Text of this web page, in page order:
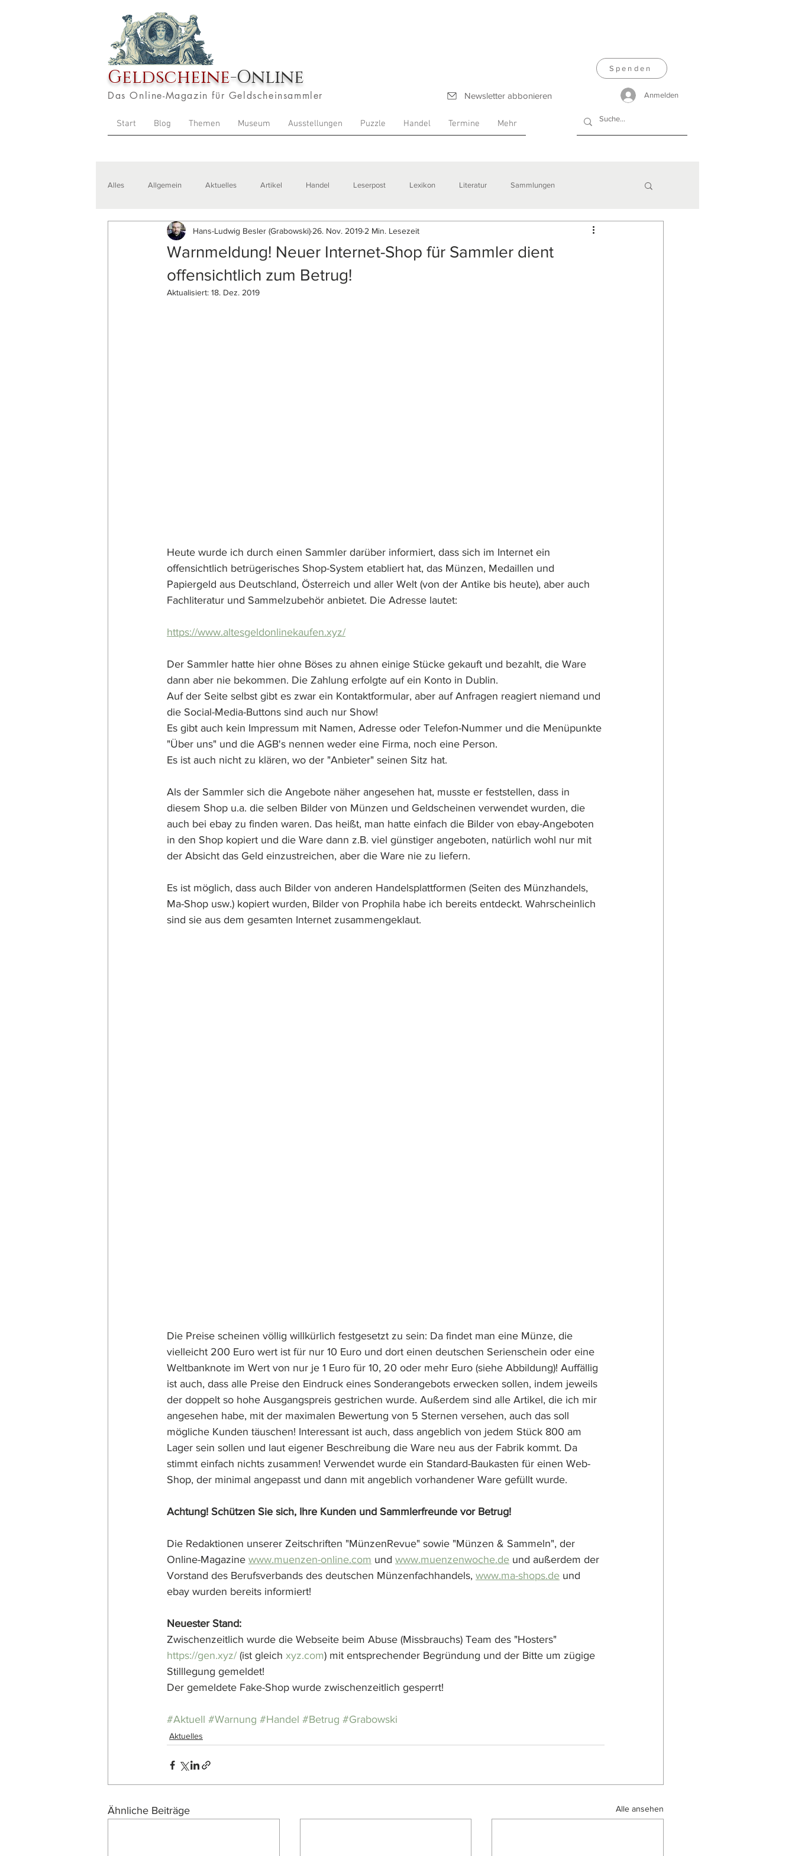
Geldscheine-Online
Das Online-Magazin für Geldscheinsammler Newsletter abbonieren
Start Blog Themen Museum Ausstellungen Puzzle Handel Termine Mehr
Spenden
Anmelden
Alles Allgemein Aktuelles Artikel Handel Leserpost Lexikon Literatur Sammlungen
Veranstaltungen Zitate Ausstellungen
Warnmeldung! Neuer Internet-Shop für Sammler dient
offensichtlich zum Betrug!
Hans-Ludwig Besler (Grabowski) 26. Nov. 2019 2 Min. Lesezeit
Aktualisiert: 18. Dez. 2019
Heute wurde ich durch einen Sammler darüber informiert, dass sich im Internet ein
offensichtlich betrügerisches Shop-System etabliert hat, das Münzen, Medaillen und
Papiergeld aus Deutschland, Österreich und aller Welt (von der Antike bis heute), aber auch
Fachliteratur und Sammelzubehör anbietet. Die Adresse lautet:
https://www.altesgeldonlinekaufen.xyz/
Der Sammler hatte hier ohne Böses zu ahnen einige Stücke gekauft und bezahlt, die Ware
dann aber nie bekommen. Die Zahlung erfolgte auf ein Konto in Dublin.
Auf der Seite selbst gibt es zwar ein Kontaktformular, aber auf Anfragen reagiert niemand und
die Social-Media-Buttons sind auch nur Show!
Es gibt auch kein Impressum mit Namen, Adresse oder Telefon-Nummer und die Menüpunkte
"Über uns" und die AGB's nennen weder eine Firma, noch eine Person.
Es ist auch nicht zu klären, wo der "Anbieter" seinen Sitz hat.
Als der Sammler sich die Angebote näher angesehen hat, musste er feststellen, dass in
diesem Shop u.a. die selben Bilder von Münzen und Geldscheinen verwendet wurden, die
auch bei ebay zu finden waren. Das heißt, man hatte einfach die Bilder von ebay-Angeboten
in den Shop kopiert und die Ware dann z.B. viel günstiger angeboten, natürlich wohl nur mit
der Absicht das Geld einzustreichen, aber die Ware nie zu liefern.
Es ist möglich, dass auch Bilder von anderen Handelsplattformen (Seiten des Münzhandels,
Ma-Shop usw.) kopiert wurden, Bilder von Prophila habe ich bereits entdeckt. Wahrscheinlich
sind sie aus dem gesamten Internet zusammengeklaut.
Die Preise scheinen völlig willkürlich festgesetzt zu sein: Da findet man eine Münze, die
vielleicht 200 Euro wert ist für nur 10 Euro und dort einen deutschen Serienschein oder eine
Weltbanknote im Wert von nur je 1 Euro für 10, 20 oder mehr Euro (siehe Abbildung)! Auffällig
ist auch, dass alle Preise den Eindruck eines Sonderangebots erwecken sollen, indem jeweils
der doppelt so hohe Ausgangspreis gestrichen wurde. Außerdem sind alle Artikel, die ich mir
angesehen habe, mit der maximalen Bewertung von 5 Sternen versehen, auch das soll
mögliche Kunden täuschen! Interessant ist auch, dass angeblich von jedem Stück 800 am
Lager sein sollen und laut eigener Beschreibung die Ware neu aus der Fabrik kommt. Da
stimmt einfach nichts zusammen! Verwendet wurde ein Standard-Baukasten für einen Web-
Shop, der minimal angepasst und dann mit angeblich vorhandener Ware gefüllt wurde.
Achtung! Schützen Sie sich, Ihre Kunden und Sammlerfreunde vor Betrug!
Die Redaktionen unserer Zeitschriften "MünzenRevue" sowie "Münzen & Sammeln", der
Online-Magazine www.muenzen-online.com und www.muenzenwoche.de und außerdem der
Vorstand des Berufsverbands des deutschen Münzenfachhandels, www.ma-shops.de und
ebay wurden bereits informiert!
Neuester Stand:
Zwischenzeitlich wurde die Webseite beim Abuse (Missbrauchs) Team des "Hosters"
https://gen.xyz/ (ist gleich xyz.com) mit entsprechender Begründung und der Bitte um zügige
Stilllegung gemeldet!
Der gemeldete Fake-Shop wurde zwischenzeitlich gesperrt!
#Aktuell #Warnung #Handel #Betrug #Grabowski
Aktuelles
Ähnliche Beiträge Alle ansehen